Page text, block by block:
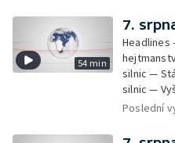
Prahou
Pátrání
destinace
—
Šumavu —
54 min
7.
Headlines
silnic —
silnic —
letišti v
budovy ve
Poslední